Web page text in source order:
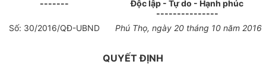
-------
Độc lập - Tự do - Hạnh phúc
---------------
Số: 30/2016/QĐ-UBND Phú Thọ, ngày 20tháng 10năm 2016
QUYẾT ĐỊNH